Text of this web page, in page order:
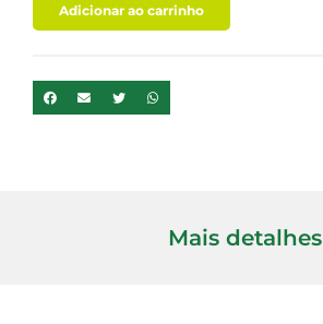
Adicionar ao carrinho
Mais detalhes